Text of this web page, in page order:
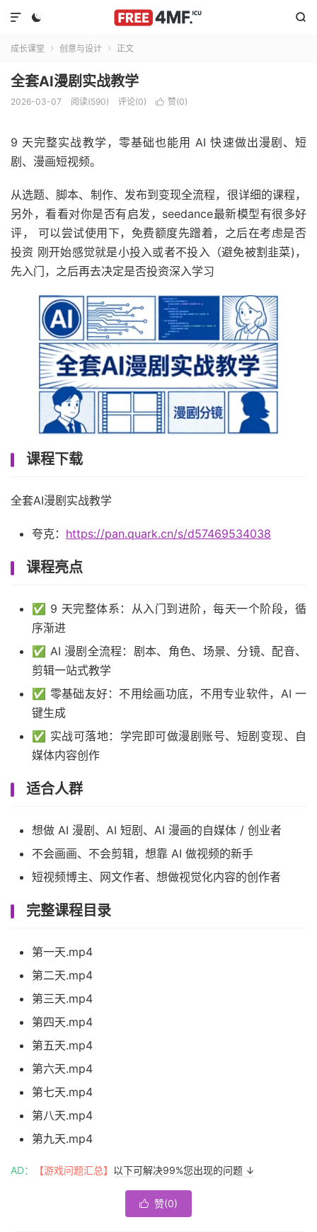
 

成长课堂  创意与设计  正文
全套AI漫剧实战教学
2026-03-07 阅读(590) 评论(0)  赞(0)
9 天完整实战教学，零基础也能用 AI 快速做出漫剧、短
剧、漫画短视频。
从选题、脚本、制作、发布到变现全流程，很详细的课程，
另外，看看对你是否有启发，seedance最新模型有很多好
评， 可以尝试使用下，免费额度先蹭着，之后在考虑是否
投资 刚开始感觉就是小投入或者不投入（避免被割韭菜)，
先入门，之后再去决定是否投资深入学习
课程下载
全套AI漫剧实战教学
夸克： https://pan.quark.cn/s/d57469534038
课程亮点
✅ 9 天完整体系：从入门到进阶，每天一个阶段，循
序渐进
✅ AI 漫剧全流程：剧本、角色、场景、分镜、配音、
剪辑一站式教学
✅ 零基础友好：不用绘画功底，不用专业软件，AI 一
键生成
✅ 实战可落地：学完即可做漫剧账号、短剧变现、自
媒体内容创作
适合人群
想做 AI 漫剧、AI 短剧、AI 漫画的自媒体 / 创业者
不会画画、不会剪辑，想靠 AI 做视频的新手
短视频博主、网文作者、想做视觉化内容的创作者
完整课程目录
第一天.mp4
第二天.mp4
第三天.mp4
第四天.mp4
第五天.mp4
第六天.mp4
第七天.mp4
第八天.mp4
第九天.mp4
AD： 【游戏问题汇总】 以下可解决99%您出现的问题 ↓
 赞(0)